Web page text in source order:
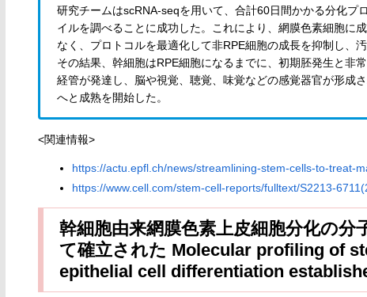
研究チームはscRNA-seqを用いて、合計60日間かかる分化プ
イルを調べることに成功した。これにより、網膜色素細胞に
なく、プロトコルを最適化して非RPE細胞の成長を抑制し、
その結果、幹細胞はRPE細胞になるまでに、初期胚発生と非
経管が発達し、脳や視覚、聴覚、味覚などの感覚器官が形成
へと成熟を開始した。
<関連情報>
https://actu.epfl.ch/news/streamlining-stem-cells-to-treat-
https://www.cell.com/stem-cell-reports/fulltext/S2213-
幹細胞由来網膜色素上皮細胞分化の
て確立された Molecular profiling of
epithelial cell differentiation